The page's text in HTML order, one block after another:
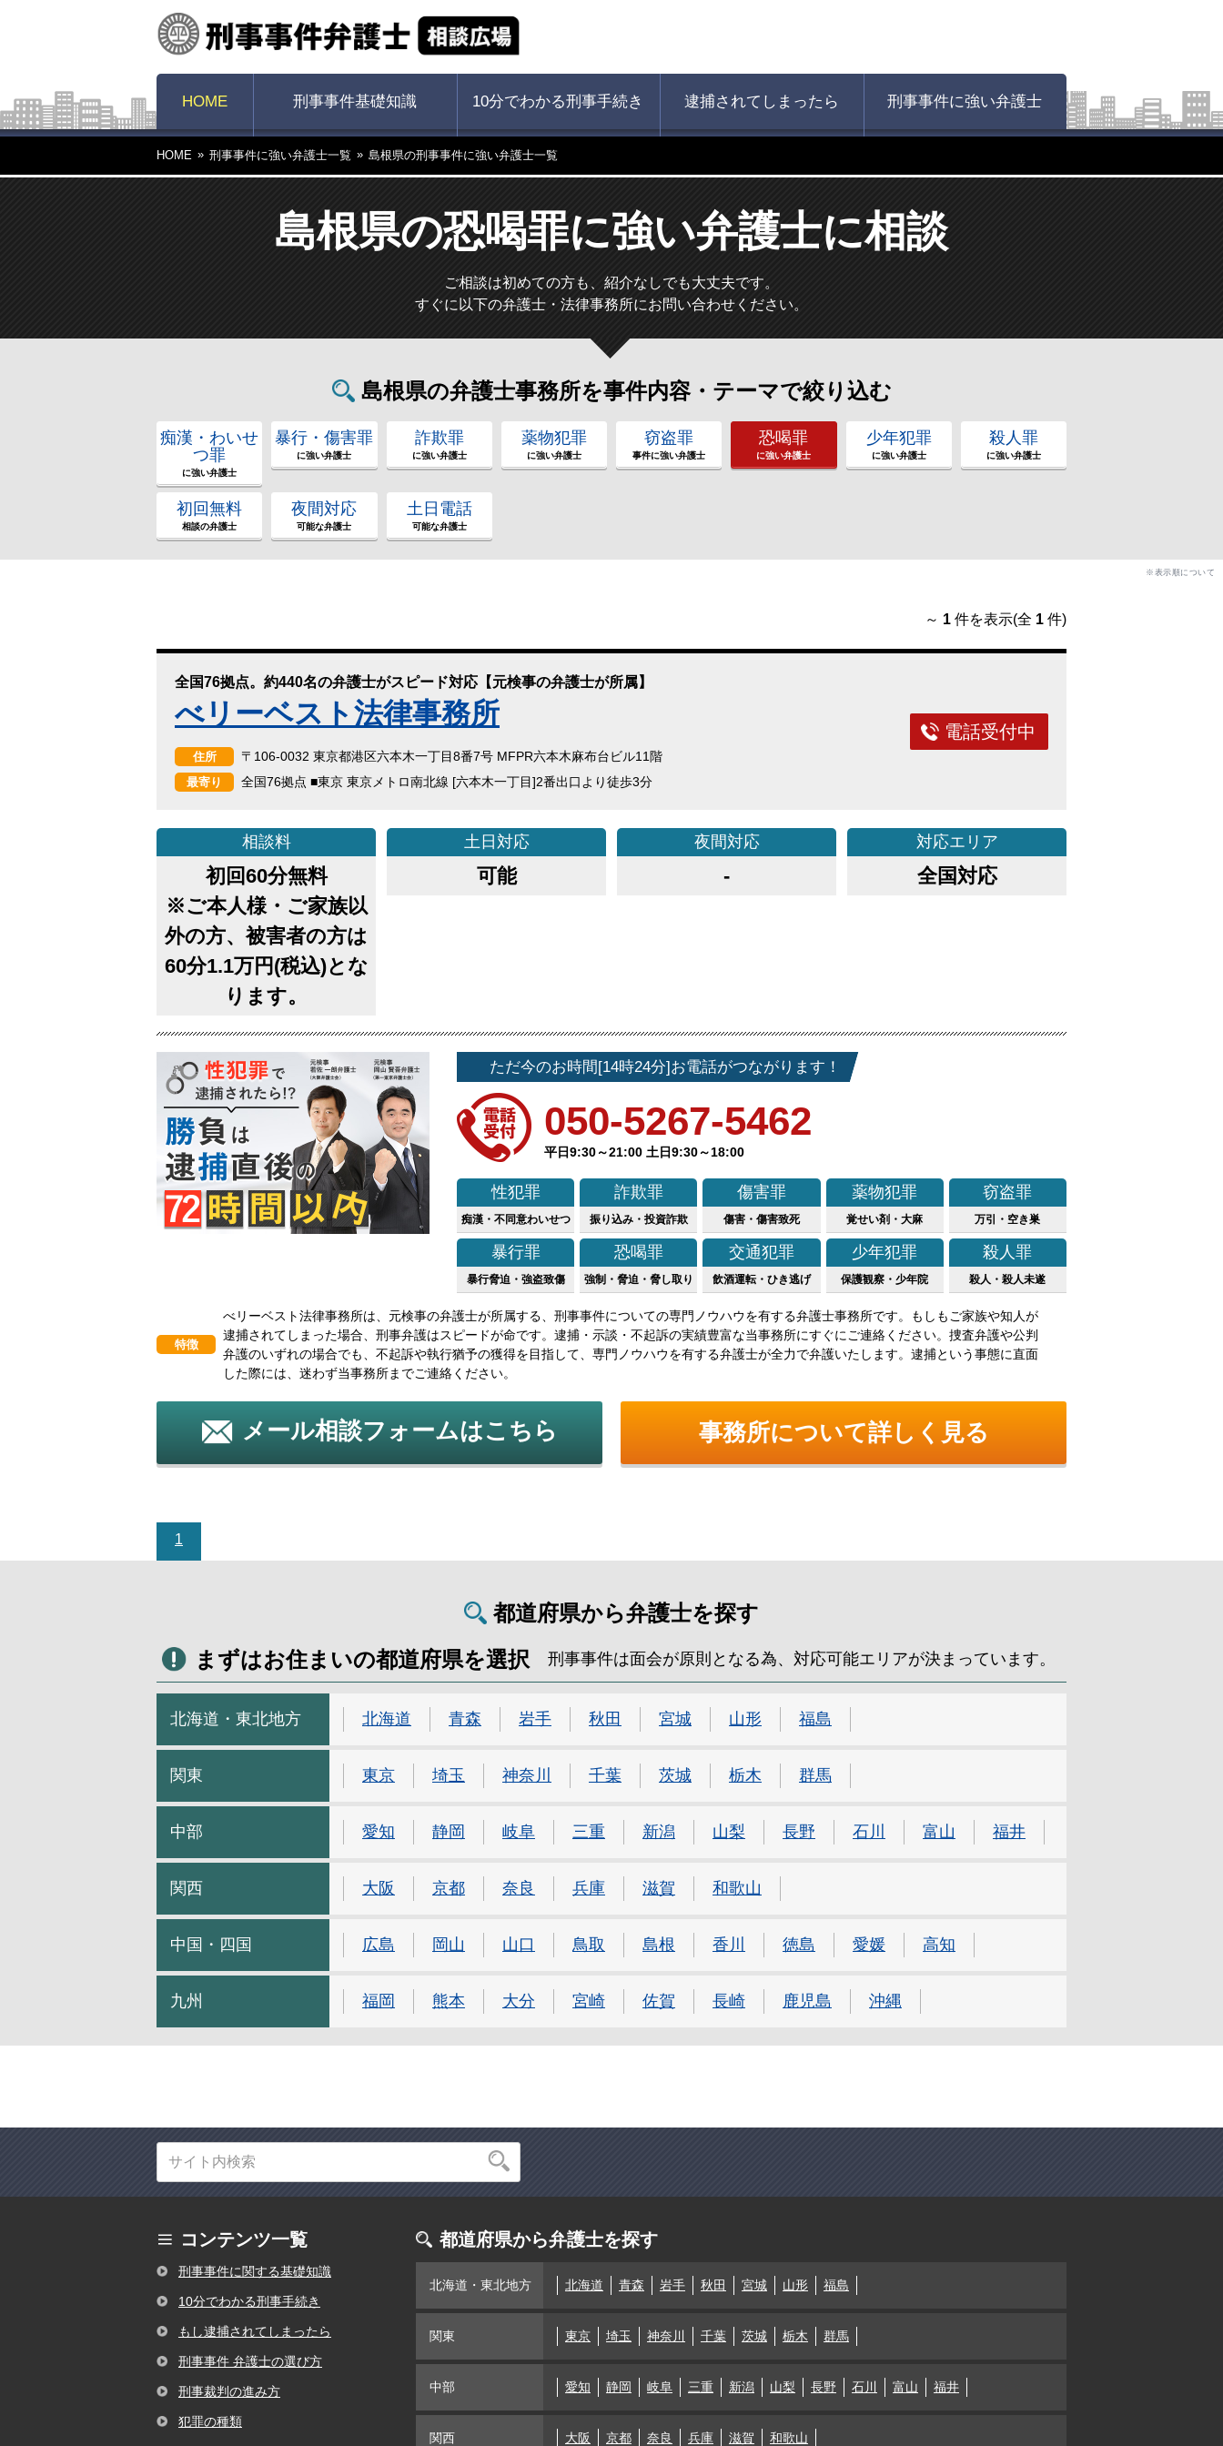
HOME 刑事事件基礎知識 10分でわかる刑事手続き 逮捕されてしまったら 刑事事件に強い弁護士
HOME 刑事事件に強い弁護士一覧 島根県の刑事事件に強い弁護士一覧
島根県の恐喝罪に強い弁護士に相談
ご相談は初めての方も、紹介なしでも大丈夫です。
すぐに以下の弁護士・法律事務所にお問い合わせください。
島根県の弁護士事務所を事件内容・テーマで絞り込む
痴漢・わいせ
つ罪
に強い弁護士
暴行・傷害罪
に強い弁護士
詐欺罪
に強い弁護士
薬物犯罪
に強い弁護士
窃盗罪
事件に強い弁護士
恐喝罪
に強い弁護士
少年犯罪
に強い弁護士
殺人罪
に強い弁護士
初回無料
相談の弁護士
夜間対応
可能な弁護士
土日電話
可能な弁護士
※表示順について
～ 1 件を表示(全 1 件)
全国76拠点。約440名の弁護士がスピード対応【元検事の弁護士が所属】
べリーベスト法律事務所
住所 〒106-0032 東京都港区六本木一丁目8番7号 MFPR六本木麻布台ビル11階
最寄り 全国76拠点 ■東京 東京メトロ南北線 [六本木一丁目]2番出口より徒歩3分
電話受付中
相談料
初回60分無料
※ご本人様・ご家族以
外の方、被害者の方は
60分1.1万円(税込)とな
ります。
土日 対応
可能
夜間対応
-
対応エリア
全国対応
050-5267-5462
ただ今のお時間[14時24分]お電話がつながります！
平日9:30～21:00 土日9:30～18:00
性犯罪
痴漢・不同意わいせつ
詐欺罪
振り込み・投資詐欺
傷害罪
傷害・傷害致死
薬物犯罪
覚せい剤・大麻
窃盗罪
万引・空き巣
暴行罪
暴行脅迫・強盗致傷
恐喝罪
強制・脅迫・脅し取り
交通犯罪
飲酒運転・ひき逃げ
少年犯罪
保護観察・少年院
殺人罪
殺人・殺人未遂
特徴
べリーベスト法律事務所は、元検事の弁護士が所属する、刑事事件についての専門ノウハウを有する弁護士事務所です。もしもご家族や知人が
逮捕されてしまった場合、刑事弁護はスピードが命です。逮捕・示談・不起訴の実績豊富な当事務所にすぐにご連絡ください。捜査弁護や公判
弁護のいずれの場合でも、不起訴や執行猶予の獲得を目指して、専門ノウハウを有する弁護士が全力で弁護いたします。逮捕という事態に直面
した際には、迷わず当事務所までご連絡ください。
メール相談フォームはこちら 事務所について詳しく見る
1
都道府県から弁護士を探す
まずはお住まいの都道府県を選択
刑事事件は面会が原則となる為、対応可能エリアが決まっています。
北海道・東北地方 北海道 青森 岩手 秋田 宮城 山形 福島
関東 東京 埼玉 神奈川 千葉 茨城 栃木 群馬
中部 愛知 静岡 岐阜 三重 新潟 山梨 長野 石川 富山 福井
関西 大阪 京都 奈良 兵庫 滋賀 和歌山
中国・四国 広島 岡山 山口 鳥取 島根 香川 徳島 愛媛 高知
九州 福岡 熊本 大分 宮崎 佐賀 長崎 鹿児島 沖縄
コンテンツ一覧
刑事事件に関する基礎知識
10分でわかる刑事手続き
もし逮捕されてしまったら
刑事事件 弁護士の選び方
刑事裁判の進み方
犯罪の種類
都道府県から弁護士を探す
北海道・東北地方 北海道 青森 岩手 秋田 宮城 山形 福島
関東 東京 埼玉 神奈川 千葉 茨城 栃木 群馬
中部 愛知 静岡 岐阜 三重 新潟 山梨 長野 石川 富山 福井
関西 大阪 京都 奈良 兵庫 滋賀 和歌山